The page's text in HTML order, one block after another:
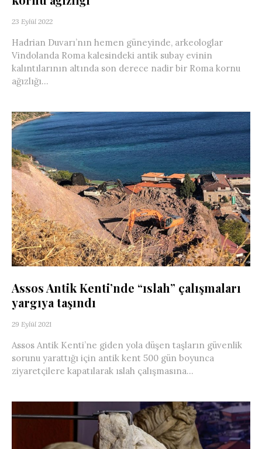
23 Eylül 2022
Hadrian Duvarı’nın hemen güneyinde, arkeologlar
Vindolanda Roma kalesindeki antik subay evinin
kalıntılarının altında son derece nadir bir Roma kornu
ağızlığı...
Assos Antik Kenti’nde “ıslah” çalışmaları
yargıya taşındı
29 Eylül 2021
Assos Antik Kenti’ne giden yola düşen taşların güvenlik
sorunu yarattığı için antik kent 500 gün boyunca
ziyaretçilere kapatılarak ıslah çalışmasına...